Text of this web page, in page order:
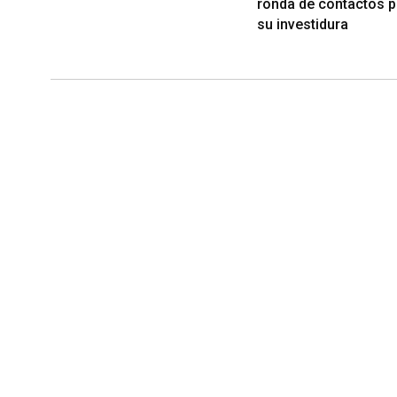
ronda de contactos
su investidura